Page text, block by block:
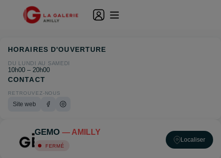
GEMO — AMILLY
FERMÉ
Localiser
HORAIRES D'OUVERTURE
DU LUNDI AU SAMEDI
10h00 – 20h00
CONTACT
RETROUVEZ-NOUS
Site web